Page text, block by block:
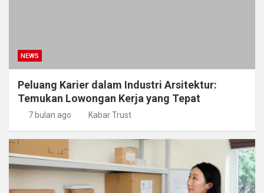
NEWS
Peluang Karier dalam Industri Arsitektur:
Temukan Lowongan Kerja yang Tepat
7 bulan ago Kabar Trust